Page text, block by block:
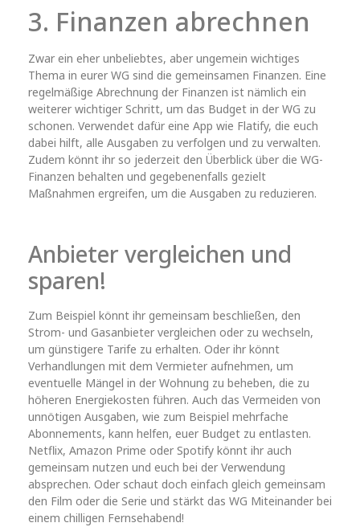
3. Finanzen abrechnen
Zwar ein eher unbeliebtes, aber ungemein wichtiges
Thema in eurer WG sind die gemeinsamen Finanzen. Eine
regelmäßige Abrechnung der Finanzen ist nämlich ein
weiterer wichtiger Schritt, um das Budget in der WG zu
schonen. Verwendet dafür eine App wie Flatify, die euch
dabei hilft, alle Ausgaben zu verfolgen und zu verwalten.
Zudem könnt ihr so jederzeit den Überblick über die WG-
Finanzen behalten und gegebenenfalls gezielt
Maßnahmen ergreifen, um die Ausgaben zu reduzieren.
Anbieter vergleichen und
sparen!
Zum Beispiel könnt ihr gemeinsam beschließen, den
Strom- und Gasanbieter vergleichen oder zu wechseln,
um günstigere Tarife zu erhalten. Oder ihr könnt
Verhandlungen mit dem Vermieter aufnehmen, um
eventuelle Mängel in der Wohnung zu beheben, die zu
höheren Energiekosten führen. Auch das Vermeiden von
unnötigen Ausgaben, wie zum Beispiel mehrfache
Abonnements, kann helfen, euer Budget zu entlasten.
Netflix, Amazon Prime oder Spotify könnt ihr auch
gemeinsam nutzen und euch bei der Verwendung
absprechen. Oder schaut doch einfach gleich gemeinsam
den Film oder die Serie und stärkt das WG Miteinander bei
einem chilligen Fernsehabend!